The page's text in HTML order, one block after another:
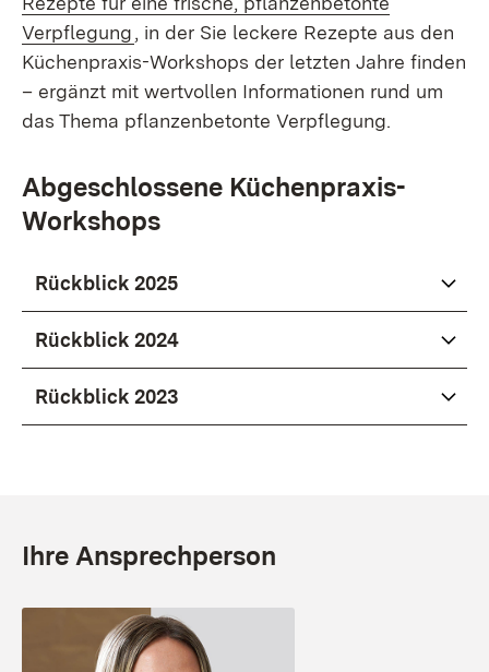
Verpflegung, in der Sie leckere Rezepte aus den
Küchenpraxis-Workshops der letzten Jahre finden
– ergänzt mit wertvollen Informationen rund um
das Thema pflanzenbetonte Verpflegung.
Abgeschlossene Küchenpraxis-
Workshops
Rückblick 2025
Rückblick 2024
Rückblick 2023
Ihre Ansprechperson